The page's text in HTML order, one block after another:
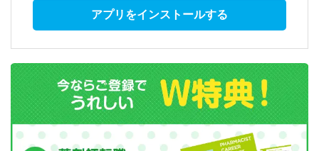
アプリをインストールする